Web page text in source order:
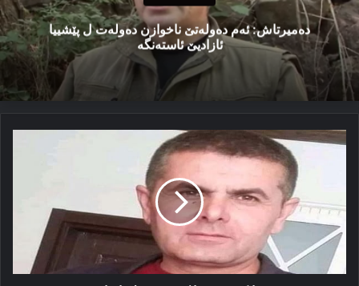
دەمیرتاش: ئەم دەولەتێ ناخوازن دەولەت ل پێشییا
ئازادیێ ئاستەنگە
ژنا
رۆژھەلاتناسان